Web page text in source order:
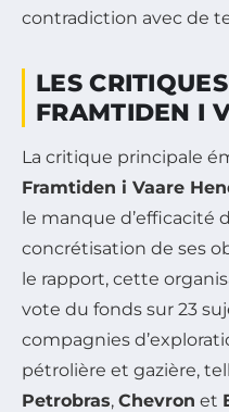
contradiction avec de
LES
FRAMTIDEN I
La critique principale
Framtiden i Vaare
le manque d’efficacité
concrétisation de ses
le rapport, cette
vote du fonds sur 23
compagnies
pétrolière et gazière,
Petrobras, Chevron et